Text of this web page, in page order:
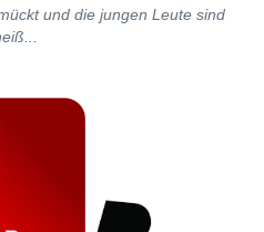
und die jungen Leute sind